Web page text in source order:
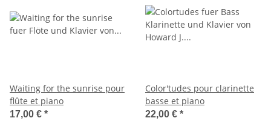
Waiting for the sunrise pour
flûte et piano
17,00 € *
Color'tudes pour clarinette
basse et piano
22,00 € *